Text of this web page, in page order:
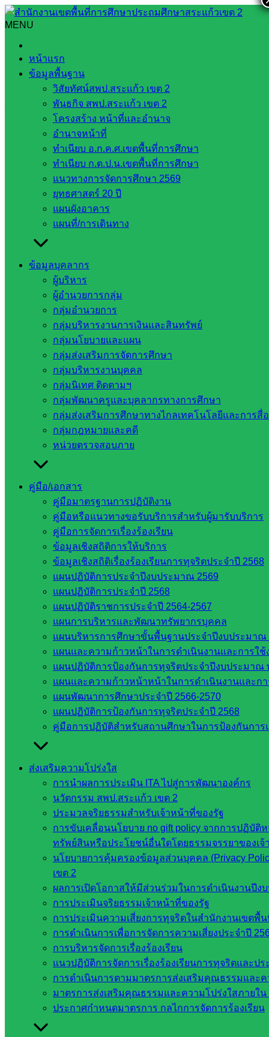
Skip
to
content
MENU
หน้าแรก
ข้อมูลพื้นฐาน
วิสัยทัศน์สพป.สระแก้ว เขต 2
พันธกิจ สพป.สระแก้ว เขต 2
โครงสร้าง หน้าที่และอำนาจ
อำนาจหน้าที่
ทำเนียบ อ.ก.ค.ศ.เขตพื้นที่การศึกษา
ทำเนียบ ก.ต.ป.น.เขตพื้นที่การศึกษา
แนวทางการจัดการศึกษา 2569
ยุทธศาสตร์ 20 ปี
แผนผังอาคาร
แผนที่/การเดินทาง
ข้อมูลบุคลากร
ผู้บริหาร
ผู้อำนวยการกลุ่ม
กลุ่มอำนวยการ
กลุ่มบริหารงานการเงินและสินทรัพย์
กลุ่มนโยบายและแผน
กลุ่มส่งเสริมการจัดการศึกษา
กลุ่มบริหารงานบุคคล
กลุ่มนิเทศ ติดตามฯ
กลุ่มพัฒนาครูและบุคลากรทางการศึกษา
กลุ่มส่งเสริมการศึกษาทางไกลเทคโนโลยีและการสื่
กลุ่มกฎหมายและคดี
หน่วยตรวจสอบภาย
คู่มือ/เอกสาร
คู่มือมาตรฐานการปฏิบัติงาน
คู่มือหรือแนวทางขอรับบริการสำหรับผู้มารับบริการ
คู่มือการจัดการเรื่องร้องเรียน
ข้อมูลเชิงสถิติการให้บริการ
ข้อมูลเชิงสถิติเรื่องร้องเรียนการทุจริตประจำปี 2568
แผนปฏิบัติการประจำปีงบประมาณ 2569
แผนปฏิบัติการประจำปี 2568
แผนปฏิบัติราชการประจำปี 2564-2567
แผนการบริหารและพัฒนาทรัพยากรบุคคล
แผนบริหารการศึกษาขั้นพื้นฐานประจำปีงบประมาณ
แผนและความก้าวหน้าในการดำเนินงานและการใ
แผนปฏิบัติการป้องกันการทุจริตประจำปีงบประมาณ
แผนและความก้าวหน้าหน้าในการดำเนินงานและก
แผนพัฒนาการศึกษาประจำปี 2566-2570
แผนปฏิบัติการป้องกันการทุจริตประจำปี 2568
คู่มือการปฏิบัติสำหรับสถานศึกษาในการป้องกันการ
ส่งเสริมความโปร่งใส
การนำผลการประเมิน ITA ไปสู่การพัฒนาองค์กร
นวัตกรรม สพป.สระแก้ว เขต 2
ประมวลจริยธรรมสำหรับเจ้าหน้าที่ของรัฐ
การขับเคลื่อนนโยบาย no gift policy จากการปฏิบั
ทรัพย์สินหรือประโยชน์อื่นใดโดยธรรมจรรยาของเจ้
นโยบายการคุ้มครองข้อมูลส่วนบุคคล (Privacy
เขต 2
ผลการเปิดโอกาสให้มีส่วนร่วมในการดำเนินงานปีง
การประเมินจริยธรรมเจ้าหน้าที่ของรัฐ
การประเมินความเสี่ยงการทุจริตในสำนักงานเขต
การดำเนินการเพื่อการจัดการความเสี่ยงประจำปี
การบริหารจัดการเรื่องร้องเรียน
แนวปฏิบัติการจัดการเรื่องร้องเรียนการทุจริตและป
การดำเนินการตามมาตรการส่งเสริมคุณธรรมและ
มาตรการส่งเสริมคุณธรรมและความโปร่งใสภายใน
ประกาศกำหนดมาตรการ กลไกการจัดการร้องเรียน
Search
แผนยุทธศาสตร์หรือแผนพัฒนาหน่วยงาน ปีงบประมาณ 2566-
2570
แผนยุทธศาสตร์หรือแผนพัฒนาหน่วยงาน
ปีงบประมาณ 2566-2570
หน่วยงาน
ที่เกี่ยวข้อง
กระทรวง
ศึกษาธิการ
กระทรวง
การ
อุดมศึกษา
สำนักงาน
เลขาธิการ
สภาการ
ศึกษา
สำนักงาน
คณะ
กรรมการ
อาชีวศึกษา
สำนักงาน
การศึกษา
ประเทศไทย
สังกัด